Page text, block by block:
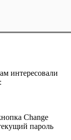
интересовали
Change
пароль